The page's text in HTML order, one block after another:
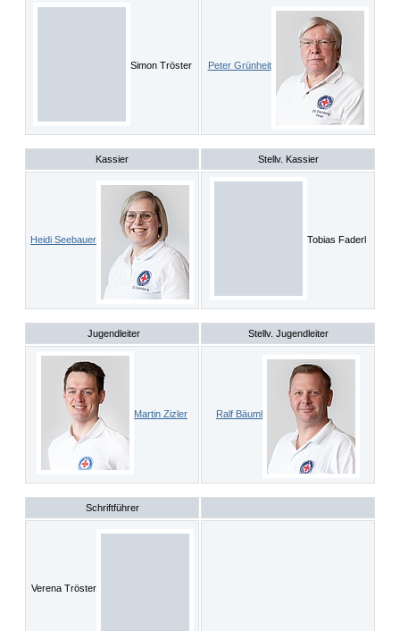
Simon Tröster Peter Grünheit
Kassier Stellv. Kassier
Heidi Seebauer Tobias Faderl
Jugendleiter Stellv. Jugendleiter
Martin Zizler Ralf Bäuml
Schriftführer
Verena Tröster